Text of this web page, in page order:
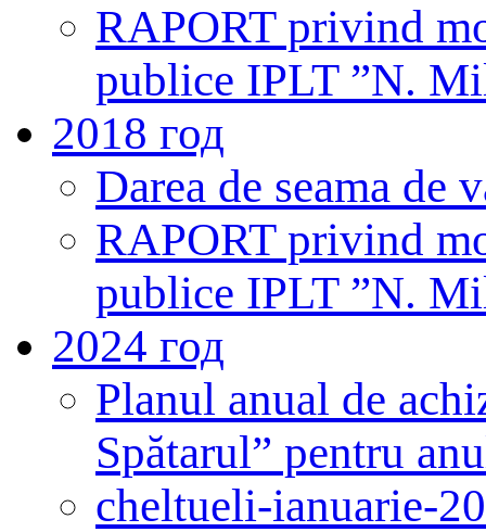
RAPORT privind
publice IPLT ”N.
2018 год
Darea de seama de
RAPORT privind
publice IPLT ”N.
2024 год
Planul anual de
Spătarul” pentru
cheltueli-ianuarie-